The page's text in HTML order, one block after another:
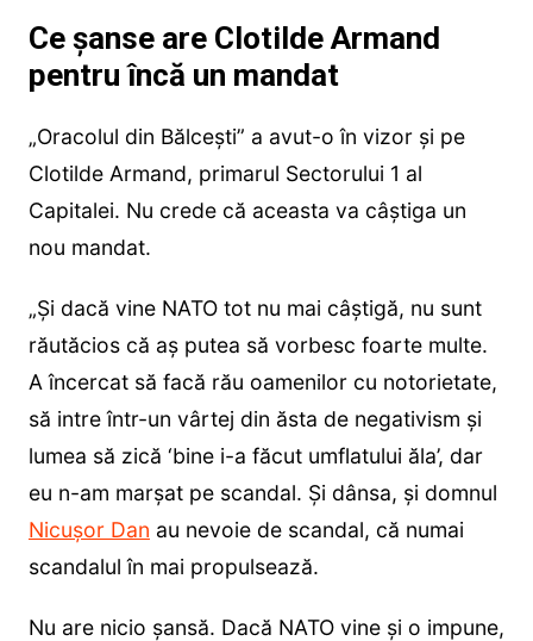
Ce șanse are Clotilde Armand
pentru încă un mandat
„Oracolul din Bălcești” a avut-o în vizor și pe
Clotilde Armand, primarul Sectorului 1 al
Capitalei. Nu crede că aceasta va câștiga un
nou mandat.
„Și dacă vine NATO tot nu mai câștigă, nu sunt
răutăcios că aș putea să vorbesc foarte multe.
A încercat să facă rău oamenilor cu notorietate,
să intre într-un vârtej din ăsta de negativism și
lumea să zică ‘bine i-a făcut umflatului ăla’, dar
eu n-am marșat pe scandal. Și dânsa, și domnul
Nicușor Dan au nevoie de scandal, că numai
scandalul în mai propulsează.
Nu are nicio șansă. Dacă NATO vine și o impune,